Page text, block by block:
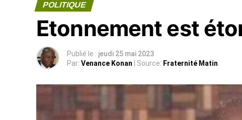
POLITIQUE
Etonnement est
Publié le : jeudi 25 mai 2023
Par: Venance Konan | Source: Fraternité Matin